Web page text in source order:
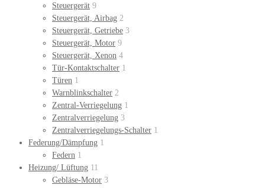
Steuergerät 9
Steuergerät, Airbag 2
Steuergerät, Getriebe 3
Steuergerät, Motor 9
Steuergerät, Xenon 4
Tür-Kontaktschalter 1
Türen 1
Warnblinkschalter 2
Zentral-Verriegelung 1
Zentralverriegelung 3
Zentralverriegelungs-Schalter 1
Federung/Dämpfung 1
Federn 1
Heizung/ Lüftung 11
Gebläse-Motor 3